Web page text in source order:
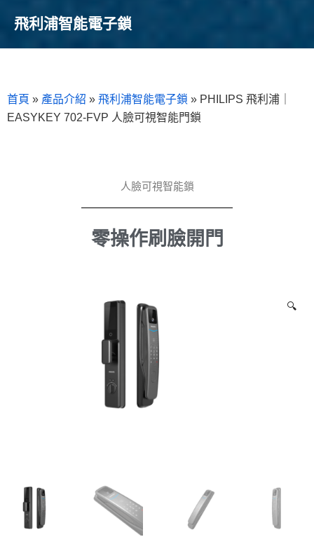
飛利浦智能電子鎖
首頁 » 產品介紹 » 飛利浦智能電子鎖 » PHILIPS 飛利浦｜
EASYKEY 702-FVP 人臉可視智能門鎖
人臉可視智能鎖
零操作刷臉開門
🔍